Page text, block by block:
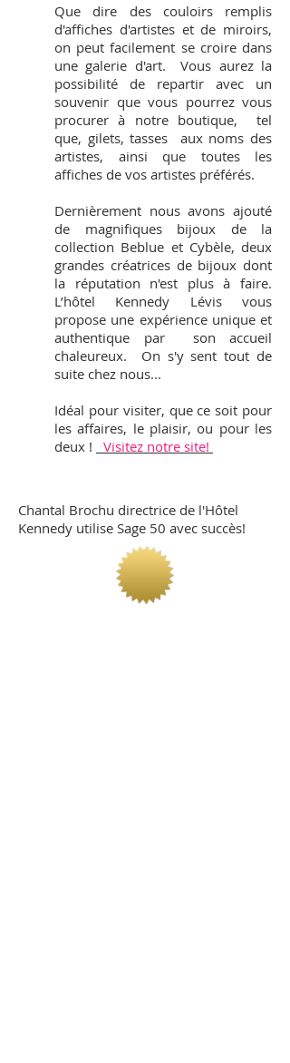
Que dire des couloirs remplis
d'affiches d'artistes et de miroirs,
on peut facilement se croire dans
une galerie d'art. Vous aurez la
possibilité de repartir avec un
souvenir que vous pourrez vous
procurer à notre boutique, tel
que, gilets, tasses aux noms des
artistes, ainsi que toutes les
affiches de vos artistes préférés.
Dernièrement nous avons ajouté
de magnifiques bijoux de la
collection Beblue et Cybèle, deux
grandes créatrices de bijoux dont
la réputation n'est plus à faire.
L’hôtel Kennedy Lévis vous
propose une expérience unique et
authentique par son accueil
chaleureux. On s'y sent tout de
suite chez nous...
Idéal pour visiter, que ce soit pour
les affaires, le plaisir, ou pour les
deux !
Visitez notre site!
Chantal Brochu directrice de l'Hôtel
Kennedy utilise Sage 50 avec succès!